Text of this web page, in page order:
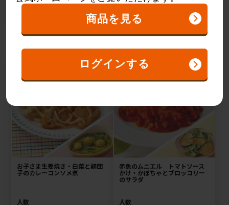
商品を見る
ログインする
金
お子さま生姜焼き・白菜と鶏団
子のカレーコンソメ煮
人数
赤魚のムニエル トマトソース
かけ・かぼちゃとブロッコリー
のサラダ
人数